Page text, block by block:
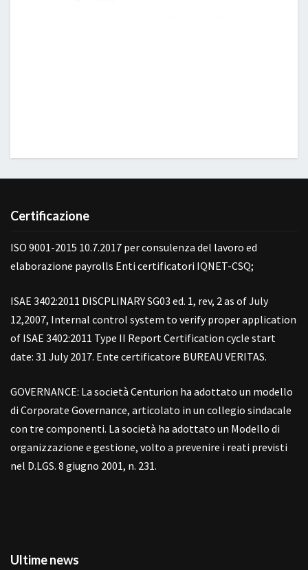
Certificazione
ISO 9001-2015 10.7.2017 per consulenza del lavoro ed
elaborazione payrolls Enti certificatori IQNET-CSQ;
ISAE 3402:2011 DISCPLINARY SG03 ed. 1, rev, 2 as of July
12,2007, Internal control system to verify proper application
of ISAE 3402:2011 Type II Report Certification cycle start
date: 31 July 2017. Ente certificatore BUREAU VERITAS.
GOVERNANCE: La società Centurion ha adottato un modello
di Corporate Governance, articolato in un collegio sindacale
con tre componenti. La società ha adottato un Modello di
organizzazione e gestione, volto a prevenire i reati previsti
nel D.LGS. 8 giugno 2001, n. 231.
Ultime news